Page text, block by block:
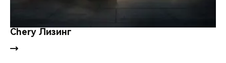
Chery Лизинг